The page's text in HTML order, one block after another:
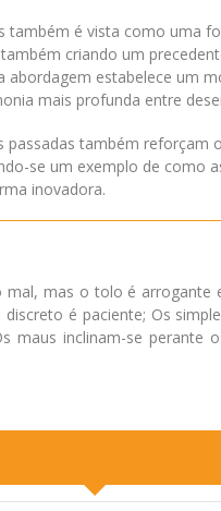
é vista como uma
criando um
estabelece um
mais profunda entre
também reforçam
se um exemplo de como
inovadora.
mal, mas o tolo é arrogante
é paciente; Os
maus inclinam-se perante